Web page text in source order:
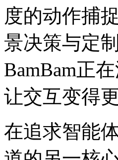
度的动作捕
景决策与定
BamBam正
让交互变得
在追求智能